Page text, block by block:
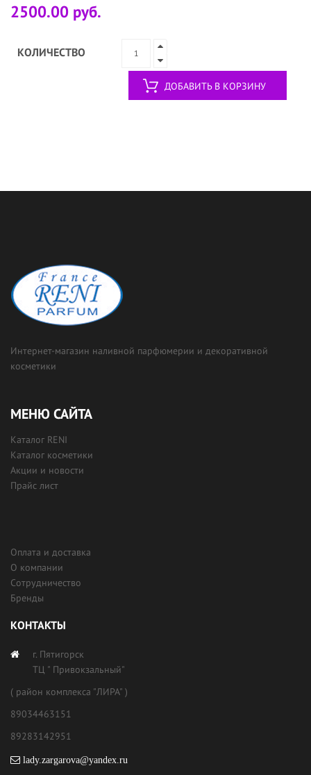
2500.00 руб.
КОЛИЧЕСТВО
ДОБАВИТЬ В КОРЗИНУ
Интернет-магазин наливной парфюмерии и декоративной
косметики
МЕНЮ САЙТА
Каталог RENI
Каталог косметики
Акции и новости
Прайс лист
Оплата и доставка
О компании
Сотрудничество
Бренды
КОНТАКТЫ
г. Пятигорск
ТЦ " Привокзальный"
( район комплекса "ЛИРА" )
89034463151
89283142951
lady.zargarova@yandex.ru